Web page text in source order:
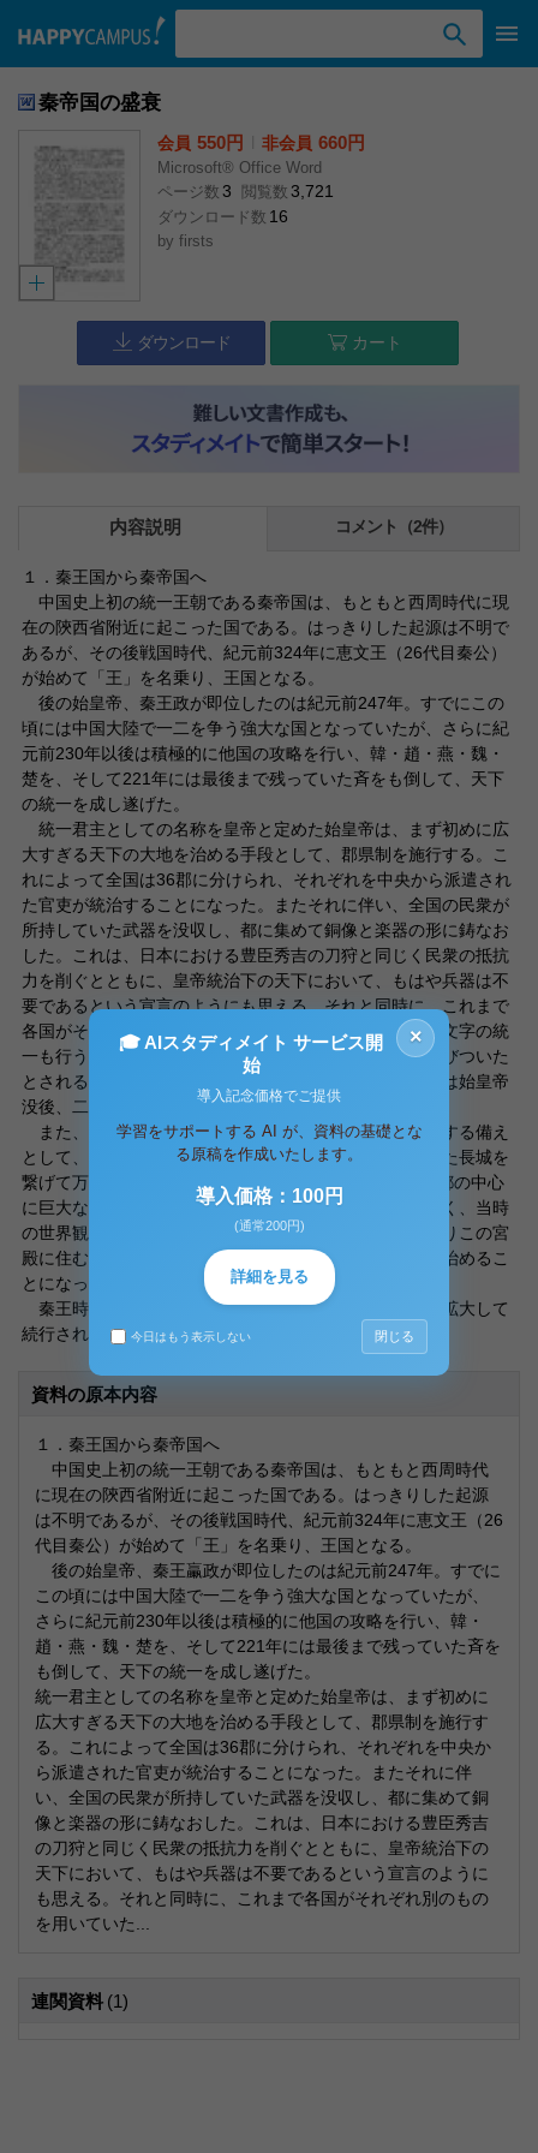
秦帝国の盛衰
会員 550円 非会員 660円
Microsoft® Office Word
ページ数 3 閲覧数 3,721
ダウンロード数 16
by firsts
ダウンロード カート
内容説明 コメント（2件）
１．秦王国から秦帝国へ
中国史上初の統一王朝である秦帝国は、もともと西周時代に現
在の陝西省附近に起こった国である。はっきりした起源は不明で
あるが、その後戦国時代、紀元前324年に恵文王（26代目秦公）
が始めて「王」を名乗り、王国となる。
後の始皇帝、秦王政が即位したのは紀元前247年。すでにこの
頃には中国大陸で一二を争う強大な国となっていたが、さらに紀
元前230年以後は積極的に他国の攻略を行い、韓・趙・燕・魏・
楚を、そして221年には最後まで残っていた斉をも倒して、天下
の統一を成し遂げた。
統一君主としての名称を皇帝と定めた始皇帝は、まず初めに広
大すぎる天下の大地を治める手段として、郡県制を施行する。こ
れによって全国は36郡に分けられ、それぞれを中央から派遣され
た官吏が統治することになった。またそれに伴い、全国の民衆が
所持していた武器を没収し、都に集めて銅像と楽器の形に鋳なお
した。これは、日本における豊臣秀吉の刀狩と同じく民衆の抵抗
力を削ぐとともに、皇帝統治下の天下において、もはや兵器は不
要であるという宣言のようにも思える。それと同時に、これまで
各国がそれぞれ別のものを用いていた、度量衡・通貨・文字の統
一も行う。これによって中国各地は社会的・文化的に結びついた
とされるが、実際には、貨幣統一が全国にまで及んだのは始皇帝
没後、二世皇帝即位の後であった。
また、当時勢力を伸ばしつつあった北方の異民族に対する備え
として、かつての趙・燕・そして秦がそれぞれ築いていた長城を
繋げて万里の長城をつくった。更に紀元前212年には首都の中心
に巨大な宮殿を建設し始めた。これはただの宮殿ではなく、当時
の世界観をかたどった、いわば宇宙の縮図である。つまりこの宮
殿に住むことで、始皇帝は天帝そのものとなって世界を治めるこ
とになったのだ。
秦王時代から着手していた自らの墓の造営も、規模を拡大して
続行された。
資料の原本内容
１．秦王国から秦帝国へ
中国史上初の統一王朝である秦帝国は、もともと西周時代
に現在の陝西省附近に起こった国である。はっきりした起源
は不明であるが、その後戦国時代、紀元前324年に恵文王（26
代目秦公）が始めて「王」を名乗り、王国となる。
後の始皇帝、秦王臝政が即位したのは紀元前247年。すでに
この頃には中国大陸で一二を争う強大な国となっていたが、
さらに紀元前230年以後は積極的に他国の攻略を行い、韓・
趙・燕・魏・楚を、そして221年には最後まで残っていた斉を
も倒して、天下の統一を成し遂げた。
統一君主としての名称を皇帝と定めた始皇帝は、まず初めに
広大すぎる天下の大地を治める手段として、郡県制を施行す
る。これによって全国は36郡に分けられ、それぞれを中央か
ら派遣された官吏が統治することになった。またそれに伴
い、全国の民衆が所持していた武器を没収し、都に集めて銅
像と楽器の形に鋳なおした。これは、日本における豊臣秀吉
の刀狩と同じく民衆の抵抗力を削ぐとともに、皇帝統治下の
天下において、もはや兵器は不要であるという宣言のように
も思える。それと同時に、これまで各国がそれぞれ別のもの
を用いていた...
連関資料 (1)
×
🎓 AIスタディメイト サービス開
始
導入記念価格でご提供
学習をサポートする AI が、資料の基礎とな
る原稿を作成いたします。
導入価格：100円
(通常200円)
詳細を見る
今日はもう表示しない 閉じる